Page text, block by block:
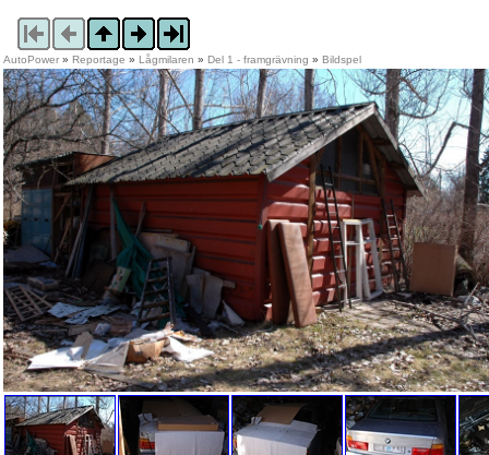
AutoPower » Reportage » Lågmilaren » Del 1 - framgrävning » Bildspel